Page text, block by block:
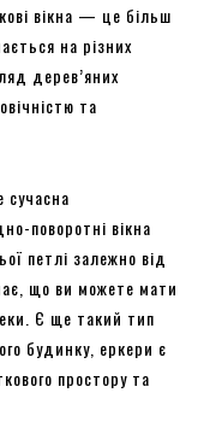
вікна — це більш
на різних
дерев’яних
та
поворотні вікна
петлі залежно від
що ви можете мати
Є ще такий тип
будинку, еркери є
простору та